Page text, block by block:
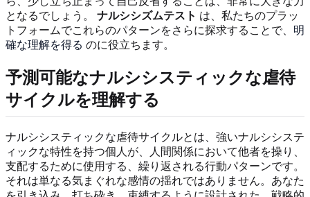
となるでしょう。 ナルシシズムテスト は、私たちのプラッ
トフォームでこれらのパターンをさらに探求することで、 明
確な理解を得る のに役立ちます。
予測可能なナルシシスティックな虐待
サイクルを理解する
ナルシシスティックな虐待サイクルとは、強いナルシシステ
ィックな特性を持つ個人が、人間関係において他者を操り、
支配するために使用する、繰り返される行動パターンです。
それは単なる気まぐれな感情の揺れではありません。あなた